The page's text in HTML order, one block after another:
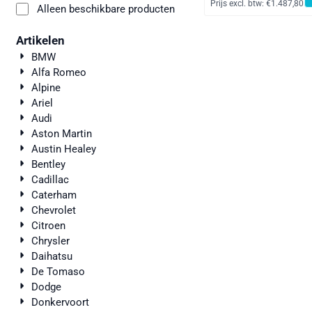
Alleen beschikbare producten
Artikelen
BMW
Alfa Romeo
Alpine
Ariel
Audi
Aston Martin
Austin Healey
Bentley
Cadillac
Caterham
Chevrolet
Citroen
Chrysler
Daihatsu
De Tomaso
Dodge
Donkervoort
Prijs excl. btw: €1.487,80